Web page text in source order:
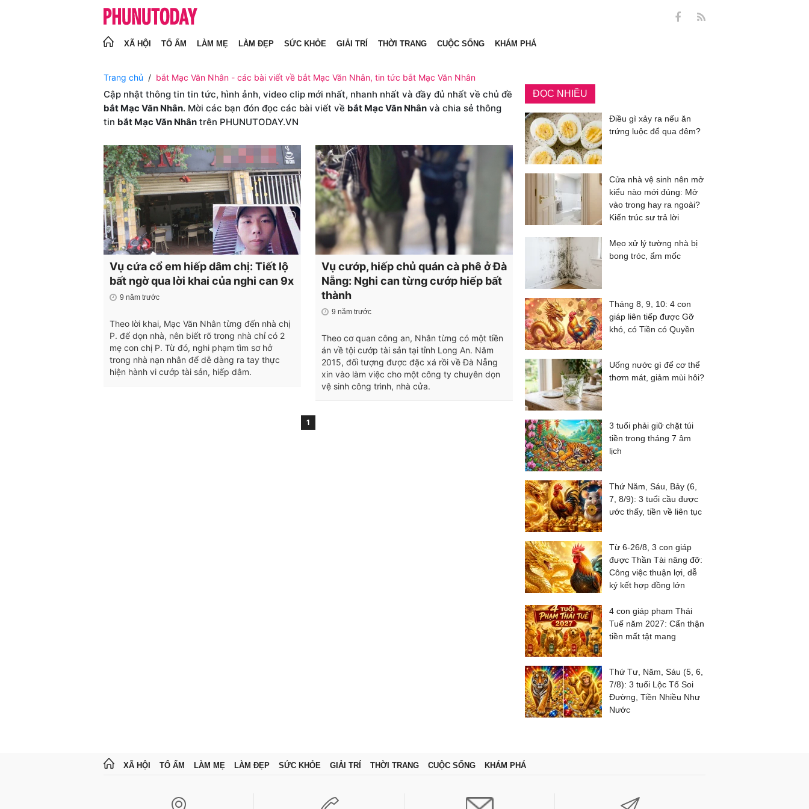
XÃ HỘI TỔ ẤM LÀM MẸ LÀM ĐẸP SỨC KHỎE GIẢI TRÍ THỜI TRANG CUỘC SỐNG KHÁM PHÁ
Trang chủ bắt Mạc Văn Nhân - các bài viết về bắt Mạc Văn Nhân, tin tức bắt Mạc Văn Nhân
Cập nhật thông tin tin tức, hình ảnh, video clip mới nhất, nhanh nhất và đầy đủ nhất về chủ đề
bắt Mạc Văn Nhân. Mời các bạn đón đọc các bài viết về bắt Mạc Văn Nhân và chia sẻ thông
tin bắt Mạc Văn Nhân trên PHUNUTODAY.VN
Vụ cứa cổ em hiếp dâm chị: Tiết lộ
bất ngờ qua lời khai của nghi can 9x
9 năm trước
Theo lời khai, Mạc Văn Nhân từng đến nhà chị
P. để dọn nhà, nên biết rõ trong nhà chỉ có 2
mẹ con chị P. Từ đó, nghi phạm tìm sơ hở
trong nhà nạn nhân để dễ dàng ra tay thực
hiện hành vi cướp tài sản, hiếp dâm.
Vụ cướp, hiếp chủ quán cà phê ở Đà
Nẵng: Nghi can từng cướp hiếp bất
thành
9 năm trước
Theo cơ quan công an, Nhân từng có một tiền
án về tội cướp tài sản tại tỉnh Long An. Năm
2015, đối tượng được đặc xá rồi về Đà Nẵng
xin vào làm việc cho một công ty chuyên dọn
vệ sinh công trình, nhà cửa.
1
ĐỌC NHIỀU
Điều gì xảy ra nếu ăn
trứng luộc để qua đêm?
Cửa nhà vệ sinh nên mở
kiểu nào mới đúng: Mở
vào trong hay ra ngoài?
Kiến trúc sư trả lời
Mẹo xử lý tường nhà bị
bong tróc, ẩm mốc
Tháng 8, 9, 10: 4 con
giáp liên tiếp được Gỡ
khó, có Tiền có Quyền
Uống nước gì để cơ thể
thơm mát, giảm mùi hôi?
3 tuổi phải giữ chặt túi
tiền trong tháng 7 âm
lịch
Thứ Năm, Sáu, Bảy (6,
7, 8/9): 3 tuổi cầu được
ước thấy, tiền về liên tục
Từ 6-26/8, 3 con giáp
được Thần Tài nâng đỡ:
Công việc thuận lợi, dễ
ký kết hợp đồng lớn
4 con giáp phạm Thái
Tuế năm 2027: Cẩn thận
tiền mất tật mang
Thứ Tư, Năm, Sáu (5, 6,
7/8): 3 tuổi Lộc Tổ Soi
Đường, Tiền Nhiều Như
Nước
XÃ HỘI TỔ ẤM LÀM MẸ LÀM ĐẸP SỨC KHỎE GIẢI TRÍ THỜI TRANG CUỘC SỐNG KHÁM PHÁ